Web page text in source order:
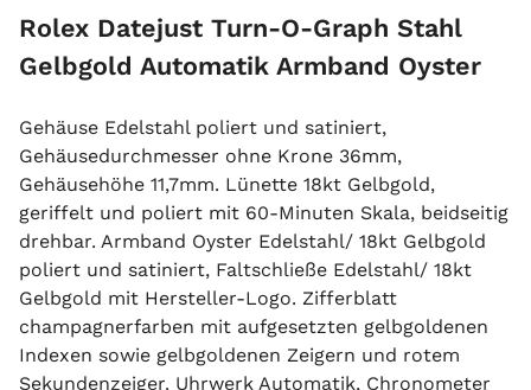
Rolex Datejust Turn-O-Graph Stahl
Gelbgold Automatik Armband Oyster
Gehäuse Edelstahl poliert und satiniert,
Gehäusedurchmesser ohne Krone 36mm,
Gehäusehöhe 11,7mm. Lünette 18kt Gelbgold,
geriffelt und poliert mit 60-Minuten Skala, beidseitig
drehbar. Armband Oyster Edelstahl/ 18kt Gelbgold
poliert und satiniert, Faltschließe Edelstahl/ 18kt
Gelbgold mit Hersteller-Logo. Zifferblatt
champagnerfarben mit aufgesetzten gelbgoldenen
Indexen sowie gelbgoldenen Zeigern und rotem
Sekundenzeiger. Uhrwerk Automatik, Chronometer